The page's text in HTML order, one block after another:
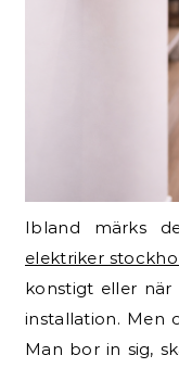
Ibland märks
elektriker
konstigt eller
installation. Men
Man bor in sig,